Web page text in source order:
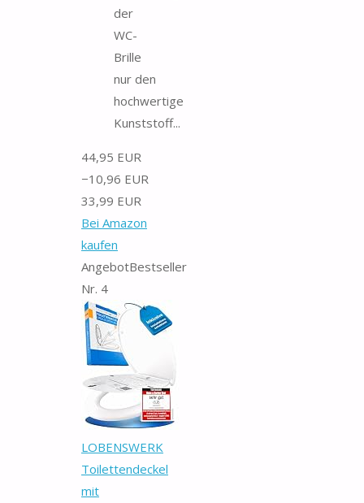
der
WC-
Brille
nur den
hochwertige
Kunststoff...
44,95 EUR
−10,96 EUR
33,99 EUR
Bei Amazon
kaufen
AngebotBestseller
Nr. 4
LOBENSWERK
Toilettendeckel
mit